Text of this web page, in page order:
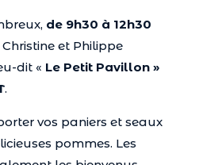
de 9h30 à 12h30
et Philippe
dit « Le Petit Pavillon »
.
vos paniers et seaux
pommes. Les